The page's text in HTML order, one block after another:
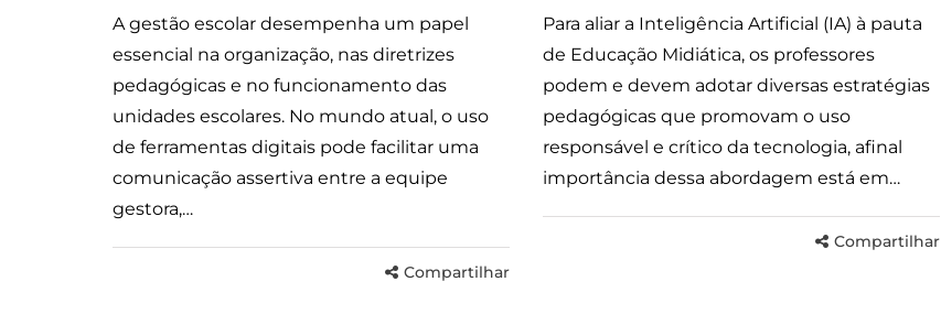
A gestão escolar desempenha um papel
essencial na organização, nas diretrizes
pedagógicas e no funcionamento das
unidades escolares. No mundo atual, o uso
de ferramentas digitais pode facilitar uma
comunicação assertiva entre a equipe
gestora,…
Compartilhar
Para aliar a Inteligência Artificial (IA) à pauta
de Educação Midiática, os professores
podem e devem adotar diversas estratégias
pedagógicas que promovam o uso
responsável e crítico da tecnologia, afinal
importância dessa abordagem está em…
Compartilhar